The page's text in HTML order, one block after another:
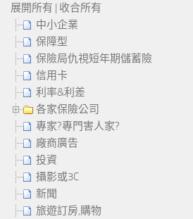
展開所有 | 收合所有
中小企業
保障型
保險局仇視短年期儲蓄險
信用卡
利率&利差
各家保險公司
專家?專門害人家?
廠商廣告
投資
攝影或3C
新聞
旅遊訂房,購物